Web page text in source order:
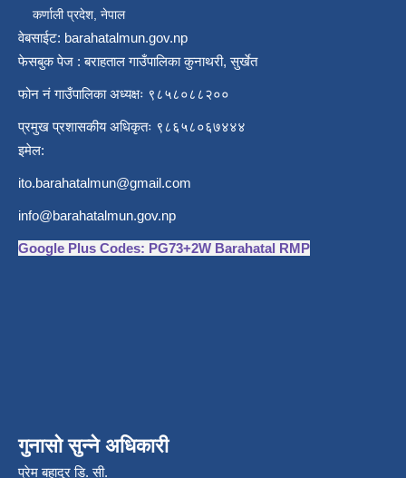
कर्णाली प्रदेश, नेपाल
वेबसाईट: barahatalmun.gov.np
फेसबुक पेज : बराहताल गाउँपालिका कुनाथरी, सुर्खेत
फोन नं गाउँपालिका अध्यक्षः ९८५८०८८२००
प्रमुख प्रशासकीय अधिकृतः ९८६५८०६७४४४
इमेल:
ito.barahatalmun@gmail.com
info@barahatalmun.gov.np
Google Plus Codes: PG73+2W Barahatal RMP
गुनासो सुन्ने अधिकारी
प्रेम बहादुर डि. सी.